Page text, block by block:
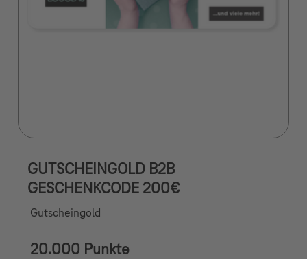
GUTSCHEINGOLD B2B
GESCHENKCODE 200€
Gutscheingold
20.000 Punkte